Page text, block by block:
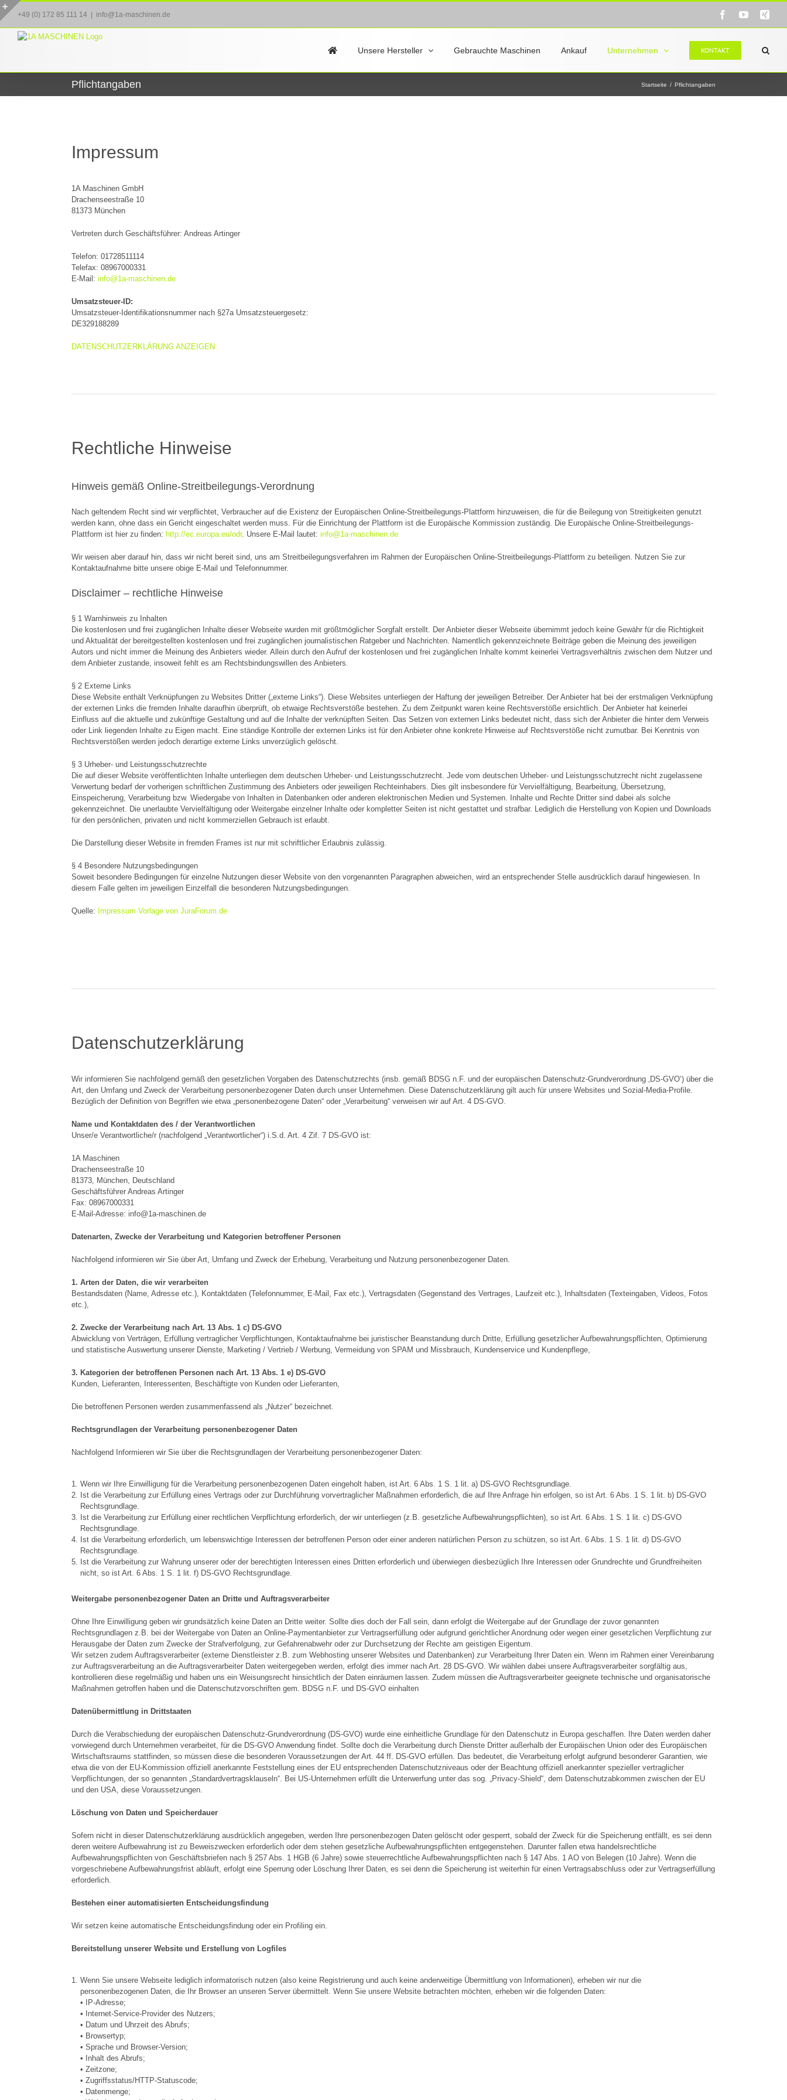
Zum
Inhalt
springen
+49 (0) 172 85 111 14 info@1a-maschinen.de FacebookYouTube
Unsere Hersteller Gebrauchte Maschinen Ankauf Unternehmen KONTAKT
Pflichtangaben Startseite / Pflichtangaben
Impressum
1A Maschinen GmbH
Drachenseestraße 10
81373 München
Vertreten durch Geschäftsführer: Andreas Artinger
Telefon: 01728511114
Telefax: 08967000331
E-Mail: info@1a-maschinen.de
Umsatzsteuer-ID:
Umsatzsteuer-Identifikationsnummer nach §27a Umsatzsteuergesetz:
DE329188289
DATENSCHUTZERKLÄRUNG ANZEIGEN
Rechtliche Hinweise
Hinweis gemäß Online-Streitbeilegungs-Verordnung
Nach geltendem Recht sind wir verpflichtet, Verbraucher auf die Existenz der Europäischen Online-Streitbeilegungs-Plattform hinzuweisen, die für die Beilegung von Streitigkeiten genutzt
werden kann, ohne dass ein Gericht eingeschaltet werden muss. Für die Einrichtung der Plattform ist die Europäische Kommission zuständig. Die Europäische Online-Streitbeilegungs-
Plattform ist hier zu finden: http://ec.europa.eu/odr. Unsere E-Mail lautet: info@1a-maschinen.de
Wir weisen aber darauf hin, dass wir nicht bereit sind, uns am Streitbeilegungsverfahren im Rahmen der Europäischen Online-Streitbeilegungs-Plattform zu beteiligen. Nutzen Sie zur
Kontaktaufnahme bitte unsere obige E-Mail und Telefonnummer.
Disclaimer – rechtliche Hinweise
§ 1 Warnhinweis zu Inhalten
Die kostenlosen und frei zugänglichen Inhalte dieser Webseite wurden mit größtmöglicher Sorgfalt erstellt. Der Anbieter dieser Webseite übernimmt jedoch keine Gewähr für die Richtigkeit
und Aktualität der bereitgestellten kostenlosen und frei zugänglichen journalistischen Ratgeber und Nachrichten. Namentlich gekennzeichnete Beiträge geben die Meinung des jeweiligen
Autors und nicht immer die Meinung des Anbieters wieder. Allein durch den Aufruf der kostenlosen und frei zugänglichen Inhalte kommt keinerlei Vertragsverhältnis zwischen dem Nutzer und
dem Anbieter zustande, insoweit fehlt es am Rechtsbindungswillen des Anbieters.
§ 2 Externe Links
Diese Website enthält Verknüpfungen zu Websites Dritter („externe Links“). Diese Websites unterliegen der Haftung der jeweiligen Betreiber. Der Anbieter hat bei der erstmaligen Verknüpfung
der externen Links die fremden Inhalte daraufhin überprüft, ob etwaige Rechtsverstöße bestehen. Zu dem Zeitpunkt waren keine Rechtsverstöße ersichtlich. Der Anbieter hat keinerlei
Einfluss auf die aktuelle und zukünftige Gestaltung und auf die Inhalte der verknüpften Seiten. Das Setzen von externen Links bedeutet nicht, dass sich der Anbieter die hinter dem Verweis
oder Link liegenden Inhalte zu Eigen macht. Eine ständige Kontrolle der externen Links ist für den Anbieter ohne konkrete Hinweise auf Rechtsverstöße nicht zumutbar. Bei Kenntnis von
Rechtsverstößen werden jedoch derartige externe Links unverzüglich gelöscht.
§ 3 Urheber- und Leistungsschutzrechte
Die auf dieser Website veröffentlichten Inhalte unterliegen dem deutschen Urheber- und Leistungsschutzrecht. Jede vom deutschen Urheber- und Leistungsschutzrecht nicht zugelassene
Verwertung bedarf der vorherigen schriftlichen Zustimmung des Anbieters oder jeweiligen Rechteinhabers. Dies gilt insbesondere für Vervielfältigung, Bearbeitung, Übersetzung,
Einspeicherung, Verarbeitung bzw. Wiedergabe von Inhalten in Datenbanken oder anderen elektronischen Medien und Systemen. Inhalte und Rechte Dritter sind dabei als solche
gekennzeichnet. Die unerlaubte Vervielfältigung oder Weitergabe einzelner Inhalte oder kompletter Seiten ist nicht gestattet und strafbar. Lediglich die Herstellung von Kopien und Downloads
für den persönlichen, privaten und nicht kommerziellen Gebrauch ist erlaubt.
Die Darstellung dieser Website in fremden Frames ist nur mit schriftlicher Erlaubnis zulässig.
§ 4 Besondere Nutzungsbedingungen
Soweit besondere Bedingungen für einzelne Nutzungen dieser Website von den vorgenannten Paragraphen abweichen, wird an entsprechender Stelle ausdrücklich darauf hingewiesen. In
diesem Falle gelten im jeweiligen Einzelfall die besonderen Nutzungsbedingungen.
Quelle: Impressum Vorlage von JuraForum.de
Datenschutzerklärung
Wir informieren Sie nachfolgend gemäß den gesetzlichen Vorgaben des Datenschutzrechts (insb. gemäß BDSG n.F. und der europäischen Datenschutz-Grundverordnung ‚DS-GVO‘) über die
Art, den Umfang und Zweck der Verarbeitung personenbezogener Daten durch unser Unternehmen. Diese Datenschutzerklärung gilt auch für unsere Websites und Sozial-Media-Profile.
Bezüglich der Definition von Begriffen wie etwa „personenbezogene Daten“ oder „Verarbeitung“ verweisen wir auf Art. 4 DS-GVO.
Name und Kontaktdaten des / der Verantwortlichen
Unser/e Verantwortliche/r (nachfolgend „Verantwortlicher“) i.S.d. Art. 4 Zif. 7 DS-GVO ist:
1A Maschinen
Drachenseestraße 10
81373, München, Deutschland
Geschäftsführer Andreas Artinger
Fax: 08967000331
E-Mail-Adresse: info@1a-maschinen.de
Datenarten, Zwecke der Verarbeitung und Kategorien betroffener Personen
Nachfolgend informieren wir Sie über Art, Umfang und Zweck der Erhebung, Verarbeitung und Nutzung personenbezogener Daten.
1. Arten der Daten, die wir verarbeiten
Bestandsdaten (Name, Adresse etc.), Kontaktdaten (Telefonnummer, E-Mail, Fax etc.), Vertragsdaten (Gegenstand des Vertrages, Laufzeit etc.), Inhaltsdaten (Texteingaben, Videos, Fotos
etc.),
2. Zwecke der Verarbeitung nach Art. 13 Abs. 1 c) DS-GVO
Abwicklung von Verträgen, Erfüllung vertraglicher Verpflichtungen, Kontaktaufnahme bei juristischer Beanstandung durch Dritte, Erfüllung gesetzlicher Aufbewahrungspflichten, Optimierung
und statistische Auswertung unserer Dienste, Marketing / Vertrieb / Werbung, Vermeidung von SPAM und Missbrauch, Kundenservice und Kundenpflege,
3. Kategorien der betroffenen Personen nach Art. 13 Abs. 1 e) DS-GVO
Kunden, Lieferanten, Interessenten, Beschäftigte von Kunden oder Lieferanten,
Die betroffenen Personen werden zusammenfassend als „Nutzer“ bezeichnet.
Rechtsgrundlagen der Verarbeitung personenbezogener Daten
Nachfolgend Informieren wir Sie über die Rechtsgrundlagen der Verarbeitung personenbezogener Daten:
Wenn wir Ihre Einwilligung für die Verarbeitung personenbezogenen Daten eingeholt haben, ist Art. 6 Abs. 1 S. 1 lit. a) DS-GVO Rechtsgrundlage.
Ist die Verarbeitung zur Erfüllung eines Vertrags oder zur Durchführung vorvertraglicher Maßnahmen erforderlich, die auf Ihre Anfrage hin erfolgen, so ist Art. 6 Abs. 1 S. 1 lit. b) DS-GVO
Rechtsgrundlage.
Ist die Verarbeitung zur Erfüllung einer rechtlichen Verpflichtung erforderlich, der wir unterliegen (z.B. gesetzliche Aufbewahrungspflichten), so ist Art. 6 Abs. 1 S. 1 lit. c) DS-GVO
Rechtsgrundlage.
Ist die Verarbeitung erforderlich, um lebenswichtige Interessen der betroffenen Person oder einer anderen natürlichen Person zu schützen, so ist Art. 6 Abs. 1 S. 1 lit. d) DS-GVO
Rechtsgrundlage.
Ist die Verarbeitung zur Wahrung unserer oder der berechtigten Interessen eines Dritten erforderlich und überwiegen diesbezüglich Ihre Interessen oder Grundrechte und Grundfreiheiten
nicht, so ist Art. 6 Abs. 1 S. 1 lit. f) DS-GVO Rechtsgrundlage.
Weitergabe personenbezogener Daten an Dritte und Auftragsverarbeiter
Ohne Ihre Einwilligung geben wir grundsätzlich keine Daten an Dritte weiter. Sollte dies doch der Fall sein, dann erfolgt die Weitergabe auf der Grundlage der zuvor genannten
Rechtsgrundlagen z.B. bei der Weitergabe von Daten an Online-Paymentanbieter zur Vertragserfüllung oder aufgrund gerichtlicher Anordnung oder wegen einer gesetzlichen Verpflichtung zur
Herausgabe der Daten zum Zwecke der Strafverfolgung, zur Gefahrenabwehr oder zur Durchsetzung der Rechte am geistigen Eigentum.
Wir setzen zudem Auftragsverarbeiter (externe Dienstleister z.B. zum Webhosting unserer Websites und Datenbanken) zur Verarbeitung Ihrer Daten ein. Wenn im Rahmen einer Vereinbarung
zur Auftragsverarbeitung an die Auftragsverarbeiter Daten weitergegeben werden, erfolgt dies immer nach Art. 28 DS-GVO. Wir wählen dabei unsere Auftragsverarbeiter sorgfältig aus,
kontrollieren diese regelmäßig und haben uns ein Weisungsrecht hinsichtlich der Daten einräumen lassen. Zudem müssen die Auftragsverarbeiter geeignete technische und organisatorische
Maßnahmen getroffen haben und die Datenschutzvorschriften gem. BDSG n.F. und DS-GVO einhalten
Datenübermittlung in Drittstaaten
Durch die Verabschiedung der europäischen Datenschutz-Grundverordnung (DS-GVO) wurde eine einheitliche Grundlage für den Datenschutz in Europa geschaffen. Ihre Daten werden daher
vorwiegend durch Unternehmen verarbeitet, für die DS-GVO Anwendung findet. Sollte doch die Verarbeitung durch Dienste Dritter außerhalb der Europäischen Union oder des Europäischen
Wirtschaftsraums stattfinden, so müssen diese die besonderen Voraussetzungen der Art. 44 ff. DS-GVO erfüllen. Das bedeutet, die Verarbeitung erfolgt aufgrund besonderer Garantien, wie
etwa die von der EU-Kommission offiziell anerkannte Feststellung eines der EU entsprechenden Datenschutzniveaus oder der Beachtung offiziell anerkannter spezieller vertraglicher
Verpflichtungen, der so genannten „Standardvertragsklauseln“. Bei US-Unternehmen erfüllt die Unterwerfung unter das sog. „Privacy-Shield“, dem Datenschutzabkommen zwischen der EU
und den USA, diese Voraussetzungen.
Löschung von Daten und Speicherdauer
Sofern nicht in dieser Datenschutzerklärung ausdrücklich angegeben, werden Ihre personenbezogen Daten gelöscht oder gesperrt, sobald der Zweck für die Speicherung entfällt, es sei denn
deren weitere Aufbewahrung ist zu Beweiszwecken erforderlich oder dem stehen gesetzliche Aufbewahrungspflichten entgegenstehen. Darunter fallen etwa handelsrechtliche
Aufbewahrungspflichten von Geschäftsbriefen nach § 257 Abs. 1 HGB (6 Jahre) sowie steuerrechtliche Aufbewahrungspflichten nach § 147 Abs. 1 AO von Belegen (10 Jahre). Wenn die
vorgeschriebene Aufbewahrungsfrist abläuft, erfolgt eine Sperrung oder Löschung Ihrer Daten, es sei denn die Speicherung ist weiterhin für einen Vertragsabschluss oder zur Vertragserfüllung
erforderlich.
Bestehen einer automatisierten Entscheidungsfindung
Wir setzen keine automatische Entscheidungsfindung oder ein Profiling ein.
Bereitstellung unserer Website und Erstellung von Logfiles
Wenn Sie unsere Webseite lediglich informatorisch nutzen (also keine Registrierung und auch keine anderweitige Übermittlung von Informationen), erheben wir nur die
personenbezogenen Daten, die Ihr Browser an unseren Server übermittelt. Wenn Sie unsere Website betrachten möchten, erheben wir die folgenden Daten:
• IP-Adresse;
• Internet-Service-Provider des Nutzers;
• Datum und Uhrzeit des Abrufs;
• Browsertyp;
• Sprache und Browser-Version;
• Inhalt des Abrufs;
• Zeitzone;
• Zugriffsstatus/HTTP-Statuscode;
• Datenmenge;
Toggle
Sliding